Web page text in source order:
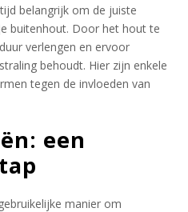
belangrijk om de juiste
buitenhout. Door het hout te
verlengen en ervoor
behoudt. Hier zijn enkele
tegen de invloeden van
een
manier om